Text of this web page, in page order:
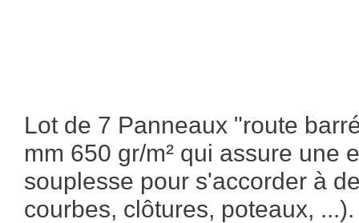
Lot de 7 Panneaux "route
mm 650 gr/m² qui assure une
souplesse pour s'accorder à
courbes, clôtures, poteaux, ...).